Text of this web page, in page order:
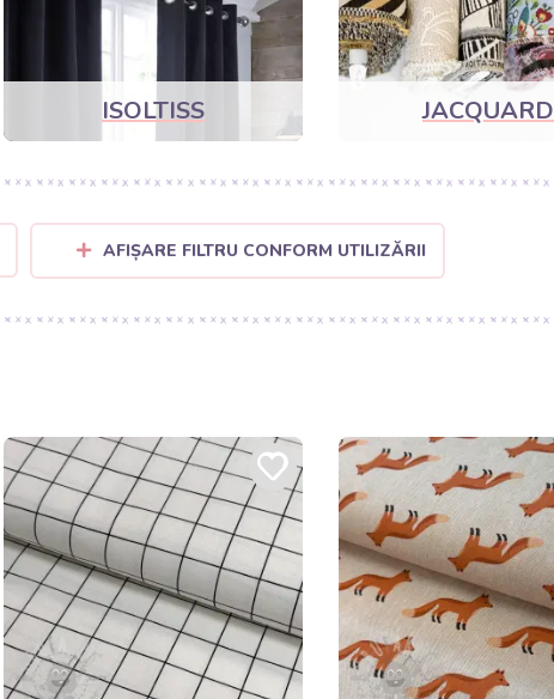
ISOLTISS JACQUARD
AFIȘARE FILTRU CONFORM UTILIZĂRII